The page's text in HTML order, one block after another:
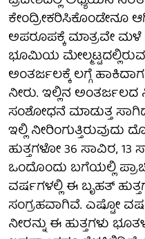
ಕೇಂದ್ರೀಕರಿಸಿಕೊಂಡೇನೂ
ಅಪರೂಪಕ್ಕೆ ಮಾತ್ರವೇ ಮಳೆ
ಭೂಮಿಯ
ಅಂತರ್ಜಲಕ್ಕೆ ಲಗ್ಗೆ
ನೀರು. ಇಲ್ಲಿನ ಅಂತರ್ಜಲದ
ಸಂಶೋಧನೆ ಮಾಡುತ್ತ
ಇಲ್ಲಿ ನೀರಿಂಗುತ್ತಿರುವುದು
ಹುತ್ತಗಳೋ 36 ಸಾವಿರ, 13
ಒಂದೊಂದು ಬಗೆಯಲ್ಲಿ
ವರ್ಷಗಳಲ್ಲಿ ಈ ಬೃಹತ್
ಸಂಗ್ರಹವಾಗಿವೆ. ಎಷ್ಟೋ
ನೀರನ್ನು ಈ ಹುತ್ತಗಳು